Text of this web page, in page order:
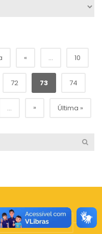
« ... 10
72 73 74
... » Última »